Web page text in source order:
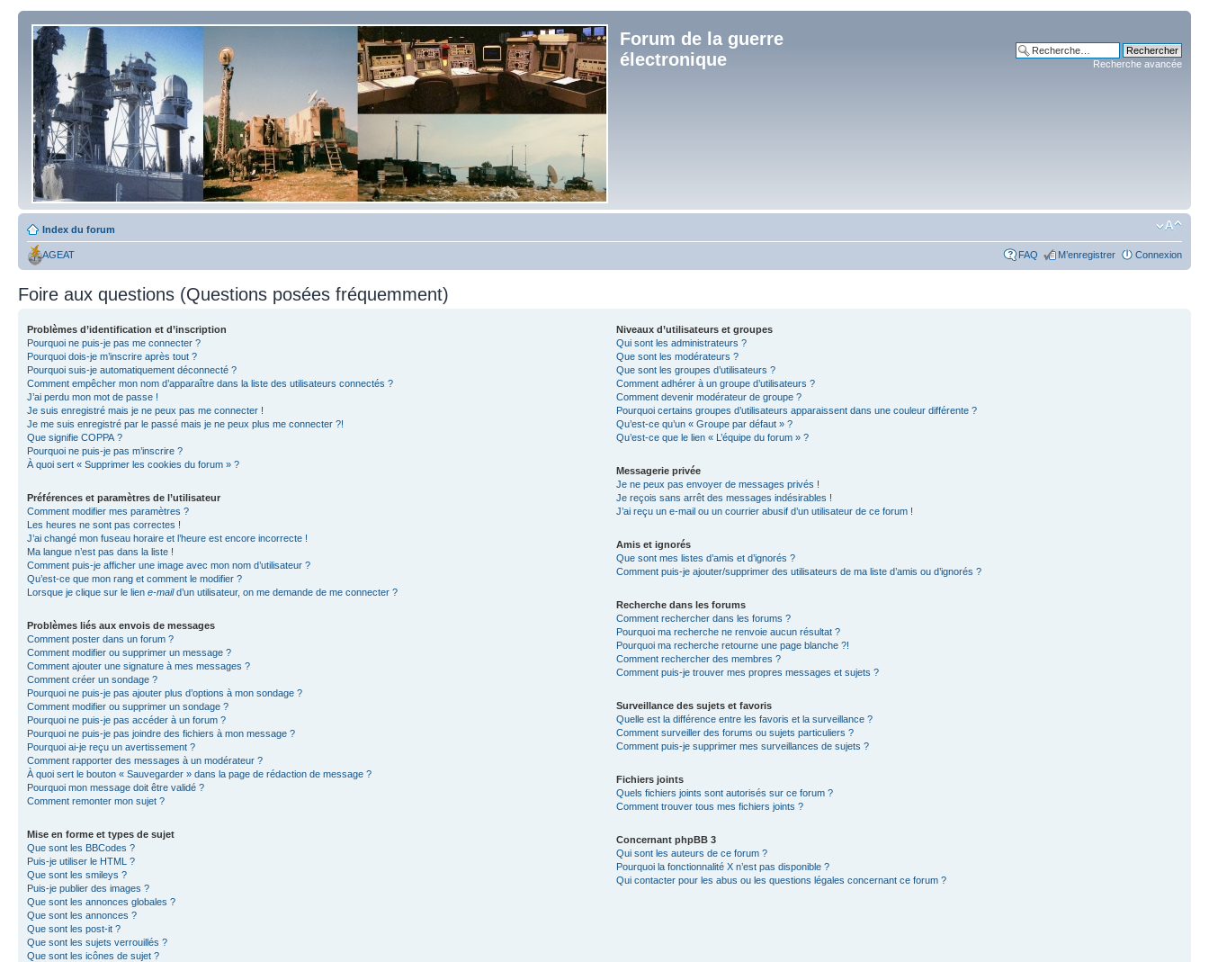
Forum de la guerre
électronique
Recherche avancée
Index du forum
AGEAT FAQ M’enregistrer Connexion
Foire aux questions (Questions posées fréquemment)
Problèmes d’identification et d’inscription
Pourquoi ne puis-je pas me connecter ?
Pourquoi dois-je m’inscrire après tout ?
Pourquoi suis-je automatiquement déconnecté ?
Comment empêcher mon nom d’apparaître dans la liste des utilisateurs connectés ?
J’ai perdu mon mot de passe !
Je suis enregistré mais je ne peux pas me connecter !
Je me suis enregistré par le passé mais je ne peux plus me connecter ?!
Que signifie COPPA ?
Pourquoi ne puis-je pas m’inscrire ?
À quoi sert « Supprimer les cookies du forum » ?
Préférences et paramètres de l’utilisateur
Comment modifier mes paramètres ?
Les heures ne sont pas correctes !
J’ai changé mon fuseau horaire et l’heure est encore incorrecte !
Ma langue n’est pas dans la liste !
Comment puis-je afficher une image avec mon nom d’utilisateur ?
Qu’est-ce que mon rang et comment le modifier ?
Lorsque je clique sur le lien e-maild’un utilisateur, on me demande de me connecter ?
Problèmes liés aux envois de messages
Comment poster dans un forum ?
Comment modifier ou supprimer un message ?
Comment ajouter une signature à mes messages ?
Comment créer un sondage ?
Pourquoi ne puis-je pas ajouter plus d’options à mon sondage ?
Comment modifier ou supprimer un sondage ?
Pourquoi ne puis-je pas accéder à un forum ?
Pourquoi ne puis-je pas joindre des fichiers à mon message ?
Pourquoi ai-je reçu un avertissement ?
Comment rapporter des messages à un modérateur ?
À quoi sert le bouton « Sauvegarder » dans la page de rédaction de message ?
Pourquoi mon message doit être validé ?
Comment remonter mon sujet ?
Mise en forme et types de sujet
Que sont les BBCodes ?
Puis-je utiliser le HTML ?
Que sont les smileys ?
Puis-je publier des images ?
Que sont les annonces globales ?
Que sont les annonces ?
Que sont les post-it ?
Que sont les sujets verrouillés ?
Que sont les icônes de sujet ?
Niveaux d’utilisateurs et groupes
Qui sont les administrateurs ?
Que sont les modérateurs ?
Que sont les groupes d’utilisateurs ?
Comment adhérer à un groupe d’utilisateurs ?
Comment devenir modérateur de groupe ?
Pourquoi certains groupes d’utilisateurs apparaissent dans une couleur différente ?
Qu’est-ce qu’un « Groupe par défaut » ?
Qu’est-ce que le lien « L’équipe du forum » ?
Messagerie privée
Je ne peux pas envoyer de messages privés !
Je reçois sans arrêt des messages indésirables !
J’ai reçu un e-mail ou un courrier abusif d’un utilisateur de ce forum !
Amis et ignorés
Que sont mes listes d’amis et d’ignorés ?
Comment puis-je ajouter/supprimer des utilisateurs de ma liste d’amis ou d’ignorés ?
Recherche dans les forums
Comment rechercher dans les forums ?
Pourquoi ma recherche ne renvoie aucun résultat ?
Pourquoi ma recherche retourne une page blanche ?!
Comment rechercher des membres ?
Comment puis-je trouver mes propres messages et sujets ?
Surveillance des sujets et favoris
Quelle est la différence entre les favoris et la surveillance ?
Comment surveiller des forums ou sujets particuliers ?
Comment puis-je supprimer mes surveillances de sujets ?
Fichiers joints
Quels fichiers joints sont autorisés sur ce forum ?
Comment trouver tous mes fichiers joints ?
Concernant phpBB 3
Qui sont les auteurs de ce forum ?
Pourquoi la fonctionnalité X n’est pas disponible ?
Qui contacter pour les abus ou les questions légales concernant ce forum ?